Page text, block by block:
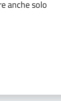
anche solo